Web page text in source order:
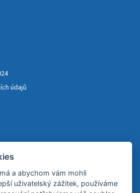
údajů
a abychom vám mohli
uživatelský zážitek, používáme